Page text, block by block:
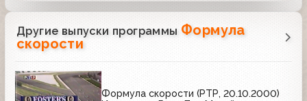
Другие выпуски программы Формула
скорости
Формула скорости (РТР, 20.10.2000)